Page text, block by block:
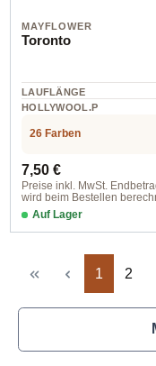
MAYFLOWER
Toronto
LAUFLÄNGE
HOLLYWOOL.P
.LABEL.MATERI
26 Farben
Regulärer Preis:
7,50 €
Preise inkl. MwSt.
wird beim Bestellen
Auf Lager
Farbe 001 elfenbein
Seite
1 Seite
2